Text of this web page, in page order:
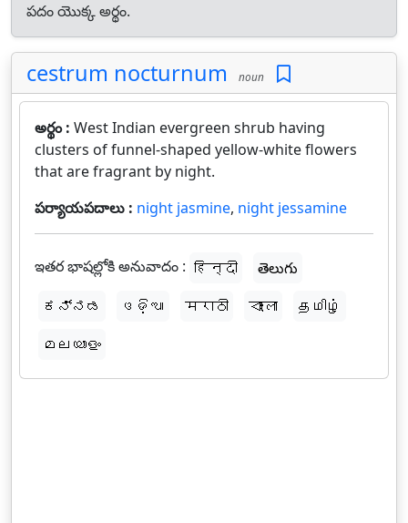
పదం యొక్క అర్థం.
cestrum nocturnum noun
అర్థం : West Indian evergreen shrub having
clusters of funnel-shaped yellow-white flowers
that are fragrant by night.
పర్యాయపదాలు : night jasmine, night jessamine
ఇతర భాషల్లోకి అనువాదం : हिन्दी
తెలుగు
ಕನ್ನಡ
ଓଡ଼ିଆ मराठी বাংলা
தமிழ்
മലയാളം